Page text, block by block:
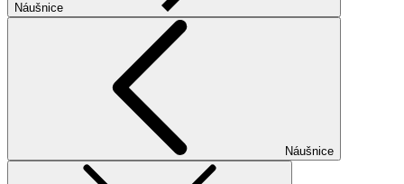
Náušnice
Náušnice